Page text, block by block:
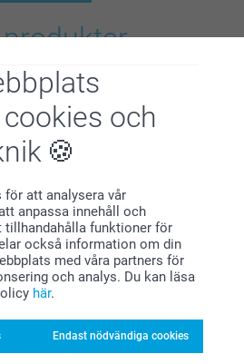
och
att analysera vår
anpassa innehåll och
tillhandahålla funktioner för
också information om din
med våra partners för
och analys. Du kan läsa
här.
Endast nödvändiga cookies
Memokort
149,00
Mer än 10 varianter
Från 239,00
(243 omdömen)